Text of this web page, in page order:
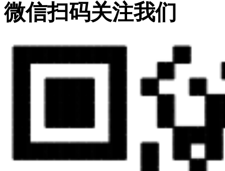
微信扫码关注我们